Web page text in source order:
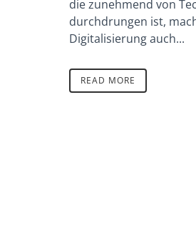
die zunehmend von
durchdrungen ist,
Digitalisierung auch...
READ MORE